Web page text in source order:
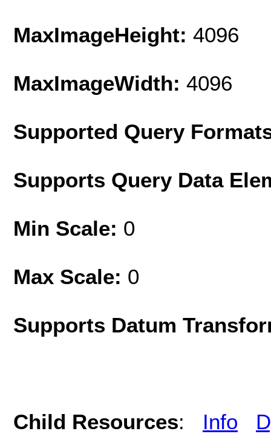
MaxImageHeight: 4096
MaxImageWidth: 4096
Supported Query
Supports Query Data
Min Scale: 0
Max Scale: 0
Supports Datum
Child Resources: Info